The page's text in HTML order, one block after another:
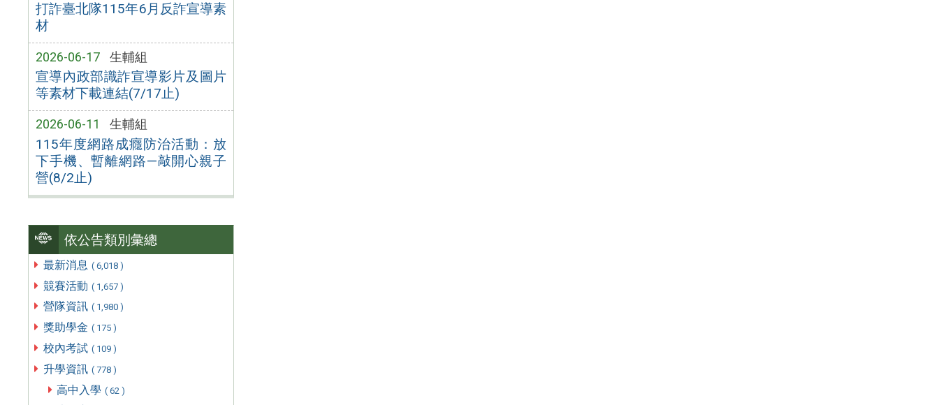
打詐臺北隊115年6月反詐宣導素
材
2026-06-17 生輔組
宣導內政部識詐宣導影片及圖片
等素材下載連結(7/17止)
2026-06-11 生輔組
115年度網路成癮防治活動：放
下手機、暫離網路—敲開心親子
營(8/2止)
依公告類別彙總
最新消息 ( 6,018 )
競賽活動 ( 1,657 )
營隊資訊 ( 1,980 )
獎助學金 ( 175 )
校內考試 ( 109 )
升學資訊 ( 778 )
高中入學 ( 62 )